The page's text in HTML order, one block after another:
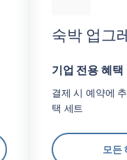
숙박 업그
기업 전용 혜택
결제 시 예약에
택 세트
모든